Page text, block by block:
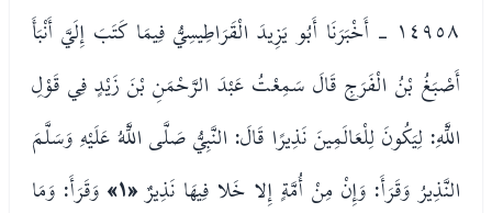
١٤٩٥٨ - أَخْبَرَنَا أَبُو يَزِيدَ الْقَرَاطِيسِيُّ فِيمَا كَتَبَ إِلَيَّ أَنْبَأَ
أَصْبَغُ بْنُ الْفَرَجِ قَالَ سَمِعْتُ عَبْدَ الرَّحْمَنِ بْنَ زَيْدٍ فِي قَوْلِ
اللَّهِ: لِيَكُونَ لِلْعَالَمِينَ نَذِيرًا قَالَ: النَّبِيُّ صَلَّى اللَّهُ عَلَيْهِ وَسَلَّمَ
النَّذِيرُ وَقَرَأَ: وَإِنْ مِنْ أُمَّةٍ إِلا خَلا فِيهَا نَذِيرٌ«١» وَقَرَأَ: وَمَا